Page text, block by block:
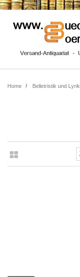
Home Belletristik und Lyrik